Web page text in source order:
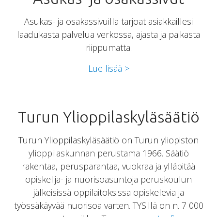
Asukas- ja osakassivuilla tarjoat asiakkaillesi
laadukasta palvelua verkossa, ajasta ja paikasta
riippumatta.
Lue lisää >
Turun Ylioppilaskyläsäätiö
Turun Ylioppilaskyläsäätiö on Turun yliopiston
ylioppilaskunnan perustama 1966. Säätiö
rakentaa, perusparantaa, vuokraa ja ylläpitää
opiskelija- ja nuorisoasuntoja peruskoulun
jälkeisissä oppilaitoksissa opiskelevia ja
työssäkäyvää nuorisoa varten. TYS:llä on n. 7 000